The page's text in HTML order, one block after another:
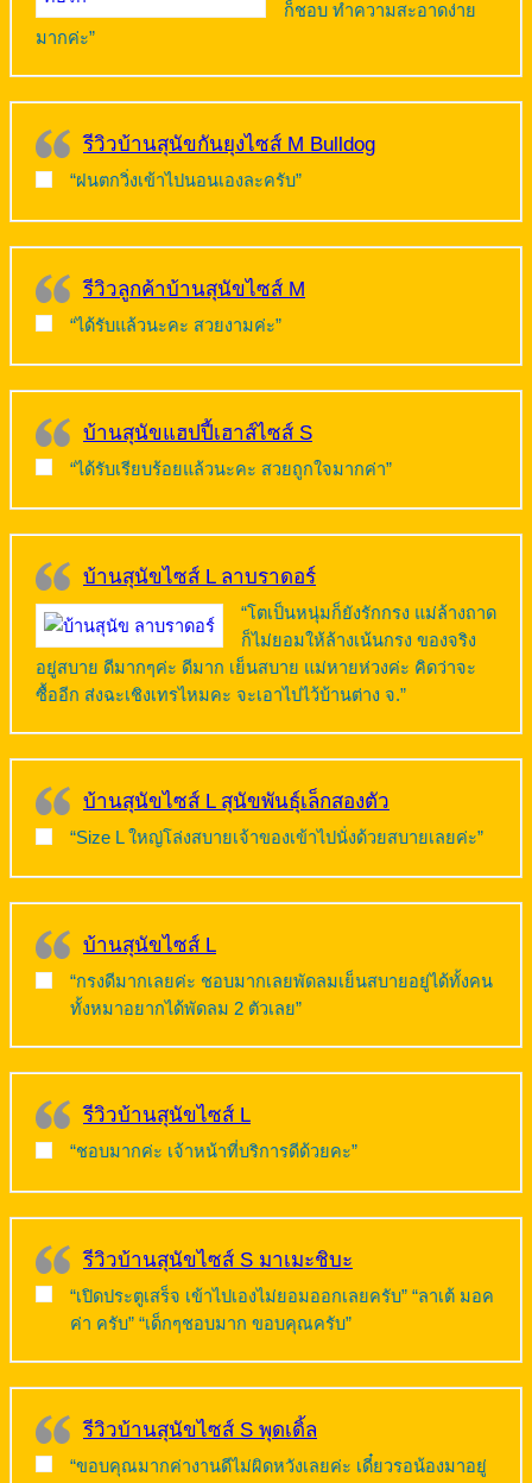
ก็ชอบ ทำความสะอาดง่าย
มากค่ะ”
รีวิวบ้านสุนัขกันยุงไซส์ M Bulldog
“ฝนตกวิ่งเข้าไปนอนเองละครับ”
รีวิวลูกค้าบ้านสุนัขไซส์ M
“ได้รับแล้วนะคะ สวยงามค่ะ”
บ้านสุนัขแฮปปี้เฮาส์ไซส์ S
“ได้รับเรียบร้อยแล้วนะคะ สวยถูกใจมากค่า”
บ้านสุนัขไซส์ L ลาบราดอร์
“โตเป็นหนุ่มก็ยังรักกรง แม่ล้างถาด
ก็ไม่ยอมให้ล้างเน้นกรง ของจริง
อยู่สบาย ดีมากๆค่ะ ดีมาก เย็นสบาย แม่หายห่วงค่ะ คิดว่าจะ
ซื้ออีก ส่งฉะเชิงเทรไหมคะ จะเอาไปไว้บ้านต่าง จ.”
บ้านสุนัขไซส์ L สุนัขพันธุ์เล็กสองตัว
“Size L ใหญ่โล่งสบายเจ้าของเข้าไปนั่งด้วยสบายเลยค่ะ”
บ้านสุนัขไซส์ L
“กรงดีมากเลยค่ะ ชอบมากเลยพัดลมเย็นสบายอยู่ได้ทั้งคน
ทั้งหมาอยากได้พัดลม 2 ตัวเลย”
รีวิวบ้านสุนัขไซส์ L
“ชอบมากค่ะ เจ้าหน้าที่บริการดีด้วยคะ”
รีวิวบ้านสุนัขไซส์ S มาเมะชิบะ
“เปิดประตูเสร็จ เข้าไปเองไม่ยอมออกเลยครับ” “ลาเต้ มอค
ค่า ครับ” “เด็กๆชอบมาก ขอบคุณครับ”
รีวิวบ้านสุนัขไซส์ S พุดเดิ้ล
“ขอบคุณมากค่างานดีไม่ผิดหวังเลยค่ะ เดี๋ยวรอน้องมาอยู่